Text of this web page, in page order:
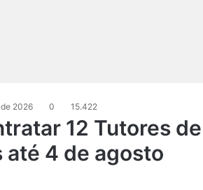
2026 0 15.422
12 Tutores de
4 de agosto